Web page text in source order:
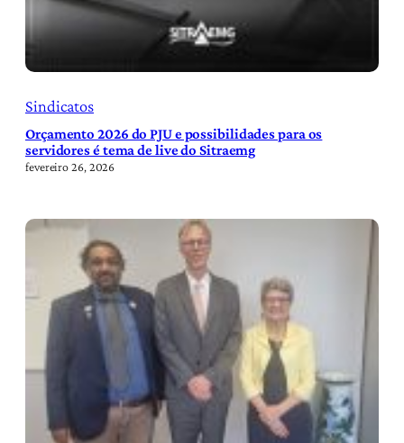
Sindicatos
Orçamento 2026 do PJU e possibilidades para os
servidores é tema de live do Sitraemg
fevereiro 26, 2026